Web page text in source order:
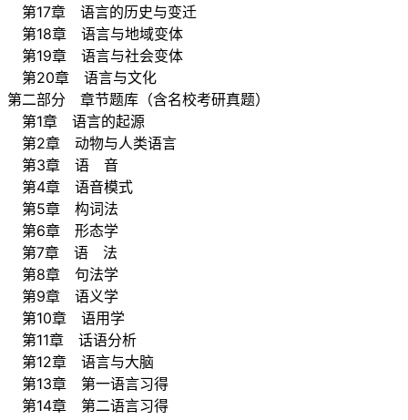
第17章 语言的历史与变迁
第18章 语言与地域变体
第19章 语言与社会变体
第20章 语言与文化
第二部分 章节题库（含名校考研真题）
第1章 语言的起源
第2章 动物与人类语言
第3章 语 音
第4章 语音模式
第5章 构词法
第6章 形态学
第7章 语 法
第8章 句法学
第9章 语义学
第10章 语用学
第11章 话语分析
第12章 语言与大脑
第13章 第一语言习得
第14章 第二语言习得